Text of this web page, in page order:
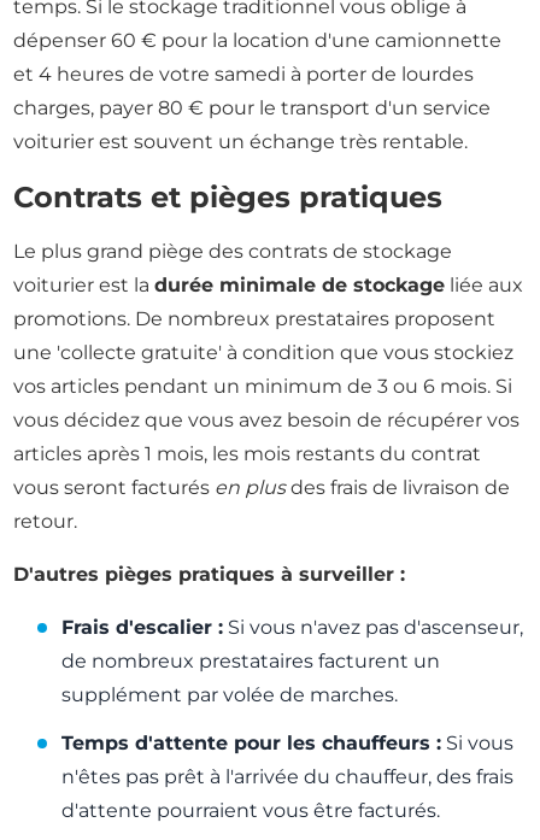
temps. Si le stockage traditionnel vous oblige à
dépenser 60 € pour la location d'une camionnette
et 4 heures de votre samedi à porter de lourdes
charges, payer 80 € pour le transport d'un service
voiturier est souvent un échange très rentable.
Contrats et pièges pratiques
Le plus grand piège des contrats de stockage
voiturier est ladurée minimale de stockage liée aux
promotions. De nombreux prestataires proposent
une 'collecte gratuite' à condition que vous stockiez
vos articles pendant un minimum de 3 ou 6 mois. Si
vous décidez que vous avez besoin de récupérer vos
articles après 1 mois, les mois restants du contrat
vous seront facturés en plusdes frais de livraison de
retour.
D'autres pièges pratiques à surveiller :
Frais d'escalier : Si vous n'avez pas d'ascenseur,
de nombreux prestataires facturent un
supplément par volée de marches.
Temps d'attente pour les chauffeurs : Si vous
n'êtes pas prêt à l'arrivée du chauffeur, des frais
d'attente pourraient vous être facturés.